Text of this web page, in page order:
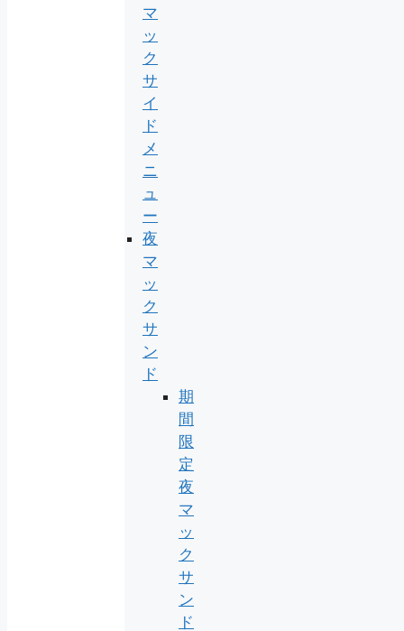
マ
ッ
ク
サ
イ
ド
メ
ニ
ュ
ー
夜
マ
ッ
ク
サ
ン
ド
期
間
限
定
夜
マ
ッ
ク
サ
ン
ド